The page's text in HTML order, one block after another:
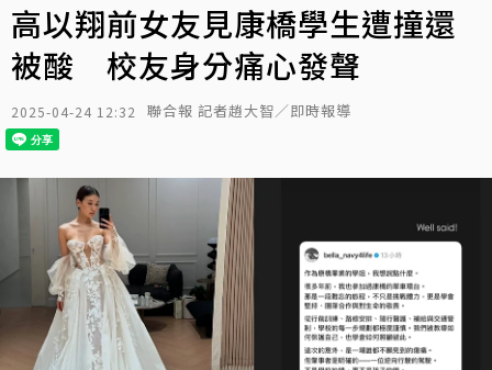
高以翔前女友見康橋學生遭撞還
被酸 校友身分痛心發聲
2025-04-24 12:32 聯合報 記者趙大智／即時報導